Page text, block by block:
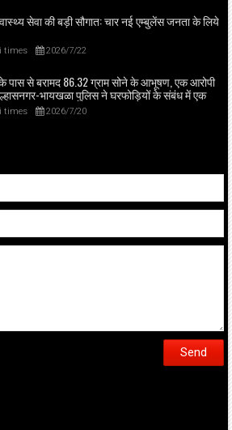
सेवा की बड़ी सौगात: चार नई एम्बुलेंस जनता के लिये
times 2026/7/22
पास से बरामद 86.32 ग्राम सोने के आभूषण, एक आरोपी
भायखळा पुलिस ने घरफोड़ियों के संबंध में एक
पूछताछ के बाद आरोपी के साथी के ठिकाने से 10,90,261
आभूषण बरामद किए।
times 2026/7/20